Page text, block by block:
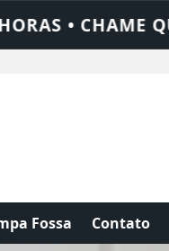
Fossa Contato